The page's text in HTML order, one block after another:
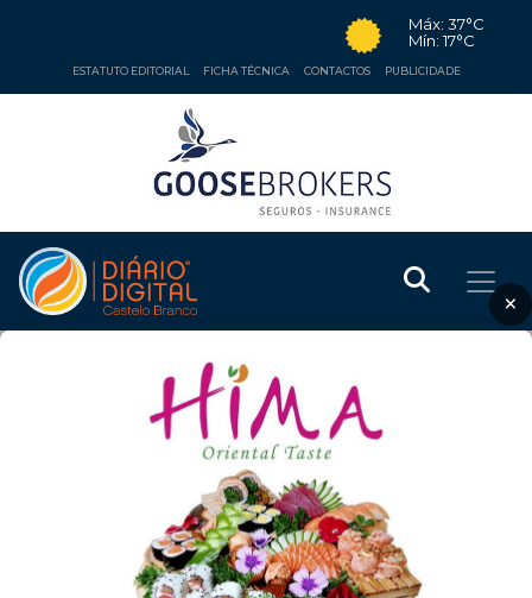
Máx: 37°C
Mín: 17°C
ESTATUTO EDITORIAL FICHA TÉCNICA CONTACTOS PUBLICIDADE
×